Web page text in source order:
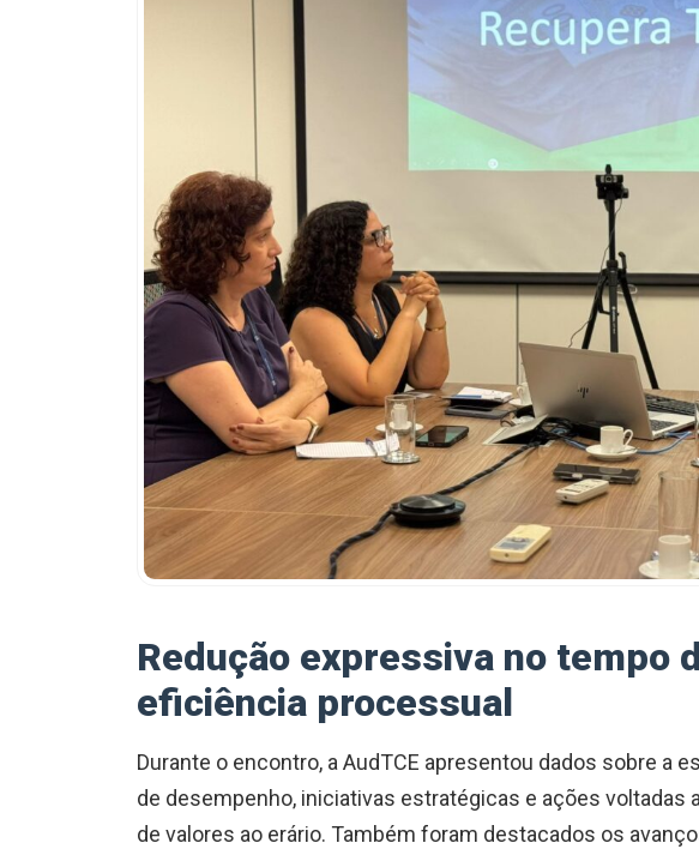
Redução expressiva no tempo
eficiência processual
Durante o encontro, a AudTCE apresentou dados sobre a
de desempenho, iniciativas estratégicas e ações voltadas
de valores ao erário. Também foram destacados os